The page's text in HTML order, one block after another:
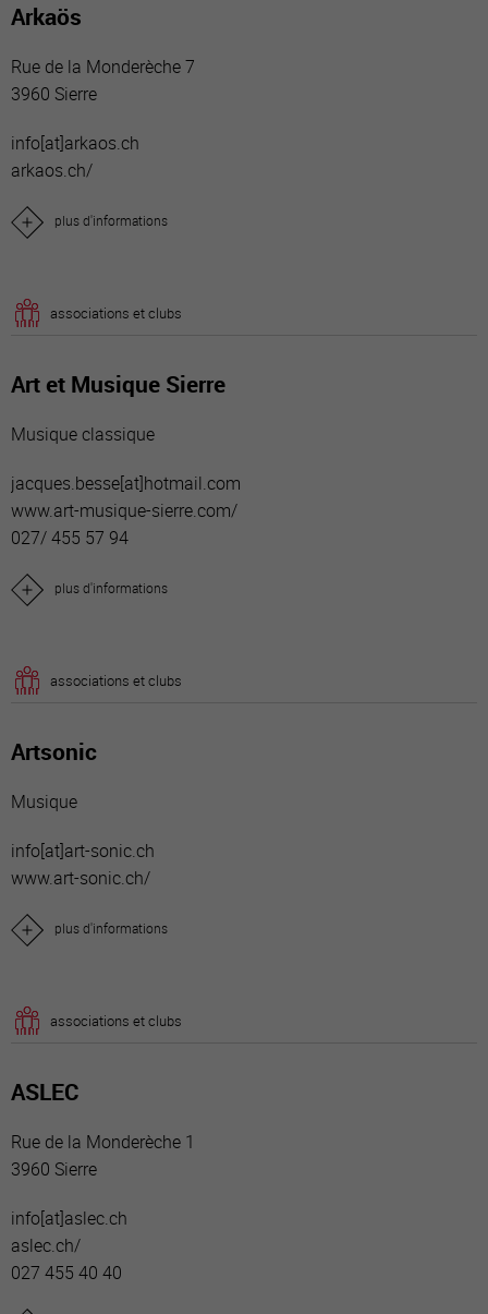
Arkaös
Rue de la Monderèche 7
3960 Sierre
info[at]arkaos.ch
arkaos.ch/
plus d'informations
associations et clubs
Art et Musique Sierre
Musique classique
jacques.besse[at]hotmail.com
www.art-musique-sierre.com/
027/ 455 57 94
plus d'informations
associations et clubs
Artsonic
Musique
info[at]art-sonic.ch
www.art-sonic.ch/
plus d'informations
associations et clubs
ASLEC
Rue de la Monderèche 1
3960 Sierre
info[at]aslec.ch
aslec.ch/
027 455 40 40